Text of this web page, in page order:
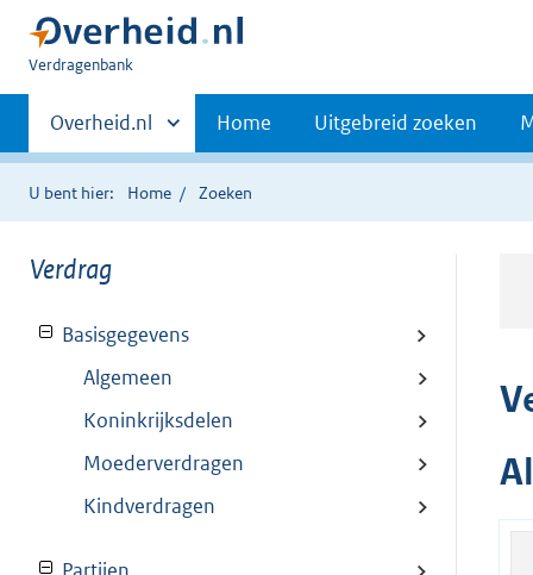
U
hier:
Verdragenbank
Primaire
navigatie
Andere
sites
binnen
Overheid.nl Home Uitgebreid zoeken
U bent hier: Home Zoeken
Verdrag
Basisgegevens
Algemeen
Koninkrijksdelen
Moederverdragen
Kindverdragen